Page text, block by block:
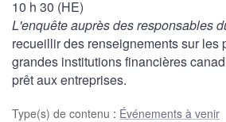
10 h 30 (HE)
L'enquête auprès des responsables
recueillir des renseignements sur les
grandes institutions financières
prêt aux entreprises.
Type(s) de contenu : Événements à venir